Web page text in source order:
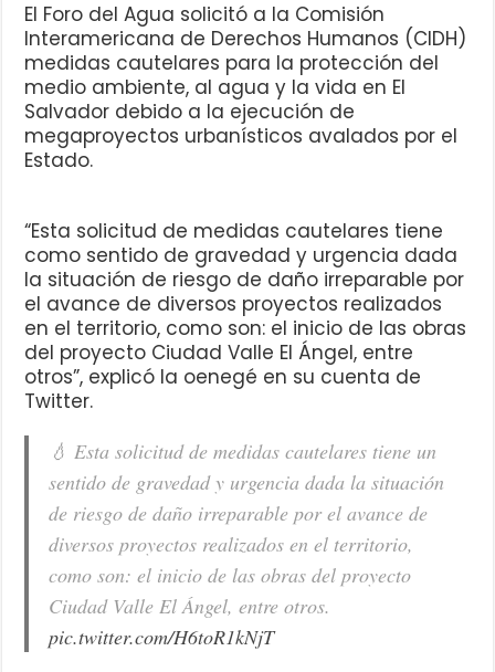
El Foro del Agua solicitó a la Comisión
Interamericana de Derechos Humanos (CIDH)
medidas cautelares para la protección del
medio ambiente, al agua y la vida en El
Salvador debido a la ejecución de
megaproyectos urbanísticos avalados por el
Estado.
“Esta solicitud de medidas cautelares tiene
como sentido de gravedad y urgencia dada
la situación de riesgo de daño irreparable por
el avance de diversos proyectos realizados
en el territorio, como son: el inicio de las obras
del proyecto Ciudad Valle El Ángel, entre
otros”, explicó la oenegé en su cuenta de
Twitter.
💧 Esta solicitud de medidas cautelares tiene un
sentido de gravedad y urgencia dada la situación
de riesgo de daño irreparable por el avance de
diversos proyectos realizados en el territorio,
como son: el inicio de las obras del proyecto
Ciudad Valle El Ángel, entre otros.
pic.twitter.com/H6toR1kNjT